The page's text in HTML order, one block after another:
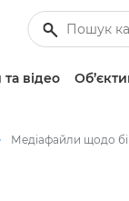
відео